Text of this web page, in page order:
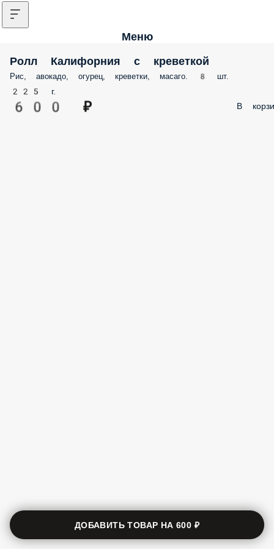
Меню
Ролл Калифорния с креветкой
Рис, авокадо, огурец, креветки, масаго. 8 шт.
225 г.
600 ₽ В
ДОБАВИТЬ ТОВАР НА600 ₽